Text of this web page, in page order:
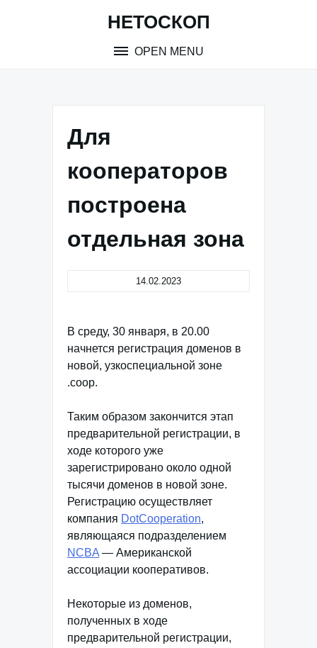
НЕТОСКОП
OPEN MENU
Для
кооператоров
построена
отдельная зона
14.02.2023
В среду, 30 января, в 20.00
начнется регистрация доменов в
новой, узкоспециальной зоне
.coop.
Таким образом закончится этап
предварительной регистрации, в
ходе которого уже
зарегистрировано около одной
тысячи доменов в новой зоне.
Регистрацию осуществляет
компания DotCooperation,
являющаяся подразделением
NCBA — Американской
ассоциации кооперативов.
Некоторые из доменов,
полученных в ходе
предварительной регистрации,